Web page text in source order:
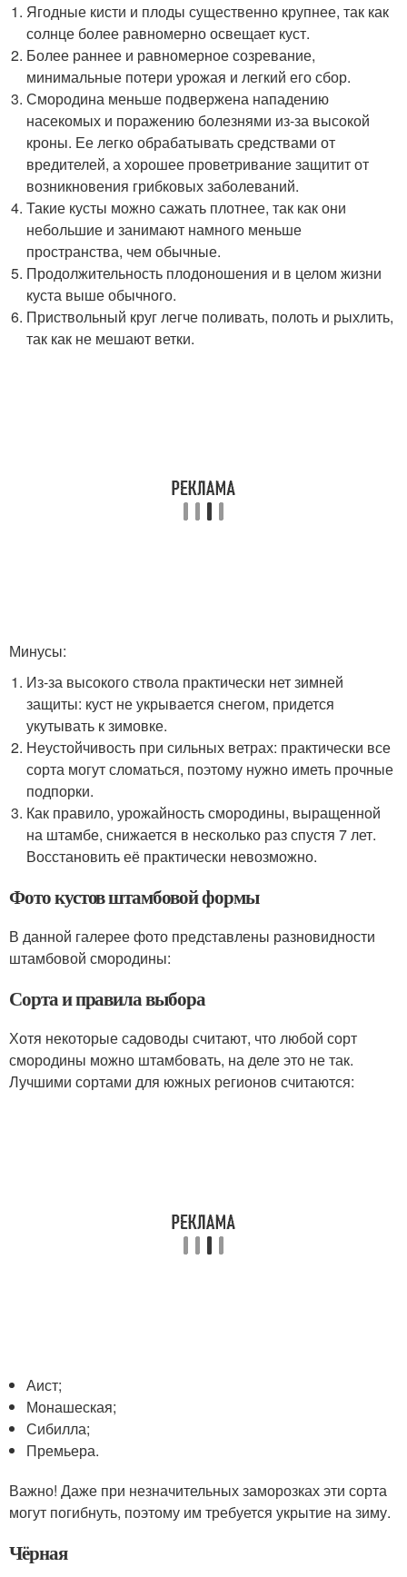
Ягодные кисти и плоды существенно крупнее, так как
солнце более равномерно освещает куст.
Более раннее и равномерное созревание,
минимальные потери урожая и легкий его сбор.
Смородина меньше подвержена нападению
насекомых и поражению болезнями из-за высокой
кроны. Ее легко обрабатывать средствами от
вредителей, а хорошее проветривание защитит от
возникновения грибковых заболеваний.
Такие кусты можно сажать плотнее, так как они
небольшие и занимают намного меньше
пространства, чем обычные.
Продолжительность плодоношения и в целом жизни
куста выше обычного.
Приствольный круг легче поливать, полоть и рыхлить,
так как не мешают ветки.
Минусы:
Из-за высокого ствола практически нет зимней
защиты: куст не укрывается снегом, придется
укутывать к зимовке.
Неустойчивость при сильных ветрах: практически все
сорта могут сломаться, поэтому нужно иметь прочные
подпорки.
Как правило, урожайность смородины, выращенной
на штамбе, снижается в несколько раз спустя 7 лет.
Восстановить её практически невозможно.
Фото кустов штамбовой формы
В данной галерее фото представлены разновидности
штамбовой смородины:
Сорта и правила выбора
Хотя некоторые садоводы считают, что любой сорт
смородины можно штамбовать, на деле это не так.
Лучшими сортами для южных регионов считаются:
Аист;
Монашеская;
Сибилла;
Премьера.
Важно! Даже при незначительных заморозках эти сорта
могут погибнуть, поэтому им требуется укрытие на зиму.
Чёрная